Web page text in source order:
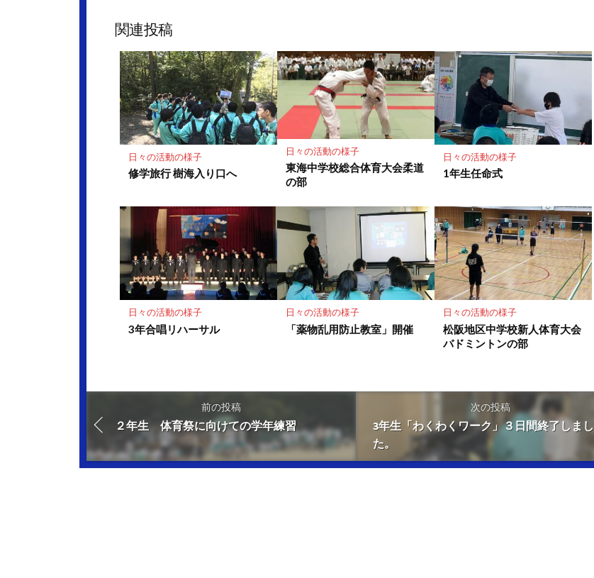
ア
マ
ー
ク
に
保
存
関連投稿
日々の活動の様子
修学旅行 樹海入り口へ
日々の活動の様子
東海中学校総合体育大会柔道
の部
日々の活動の様子
1年生任命式
日々の活動の様子
3年合唱リハーサル
日々の活動の様子
「薬物乱用防止教室」開催
日々の活動の様子
松阪地区中学校新人体育大会
バドミントンの部
前の投稿
２年生 体育祭に向けての学年練習
次の投稿
3年生「わくわくワーク」３日間終了しまし
た。